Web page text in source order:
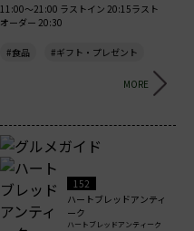
11:00～21:00 ラストイン 20:15ラスト
オーダー 20:30
#食品 #ギフト・プレゼント
MORE
152
ハートブレッドアンティ
ーク
ハートブレッドアンティーク